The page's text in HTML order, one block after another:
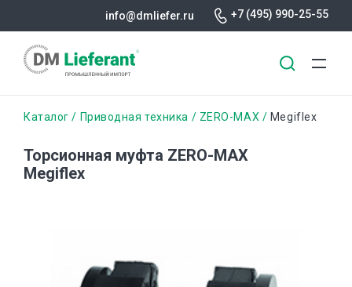
основному
содержанию
info@dmliefer.ru +7 (495) 990-25-55
Строка
навигации
Каталог Приводная техника ZERO-MAX Megiflex
Торсионная муфта ZERO-MAX
Megiflex